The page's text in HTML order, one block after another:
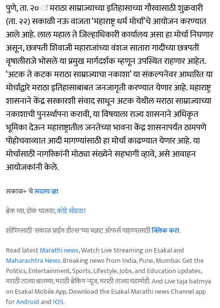
पुणे, ता. २० ः मराठा साम्राज्याच्या इतिहासाच्या गौरवासाठी शुक्रवारी
(ता. २२) सकाळी नऊ वाजता ‘महाराष्ट्र धर्म मोर्चा’चे आयोजन करण्यात
आले आहे. लाल महाल ते जिल्हाधिकारी कार्यालय असा हा मोर्चा निघणार
असून, छत्रपती शिवाजी महाराजांच्या वंशज सातारा गादीच्या छत्रपती
वृषालीराजे भोसले या प्रमुख मार्गदर्शक म्हणून उपस्थित राहणार आहेत.
‘अटक ते कटक मराठा साम्राज्याचा नकाशा’ या संकल्पनेवर आधारित या
मोर्चाद्वारे मराठा इतिहासाबाबत जनजागृती करण्यात येणार आहे. महाराष्ट्र
शासनाने केंद्र सरकारशी संवाद साधून अटक येथील मराठा साम्राज्याच्या
नकाशाची पुनर्स्थापना करावी, या विषयाला राज्य शासनाने अधिकृत
भूमिका देऊन महाराष्ट्रातील जनतेच्या भावना केंद्र शासनापर्यंत ठामपणे
पोहोचवाव्यात आदी मागण्यांसाठी हा मोर्चा काढण्यात येणार आहे. या
मोर्चासाठी नागरिकांनी मोठ्या संख्येने सहभागी व्हावे, असे आवाहन
आयोजकांनी केले.
सकाळ+ चेसदस्य व्हा
ब्रेक घ्या, डोकं चालवा,कोडे सोडवा!
शॉपिंगसाठी 'सकाळ प्राईम डील्स'च्या भन्नाट ऑफर्स पाहण्यासाठीक्लिक करा.
Read latestMarathi news, Watch Live Streaming on Esakal and
Maharashtra News. Breaking news from India, Pune, Mumbai. Get the
Politics, Entertainment, Sports, Lifestyle, Jobs, and Education updates,
मराठी ताज्या बातम्या, मराठी ब्रेकिंग न्यूज, मराठी ताज्या घडामोडी. And Live taja batmya
on Esakal Mobile App. Download the Esakal Marathi news Channel app
forAndroidand IOS.